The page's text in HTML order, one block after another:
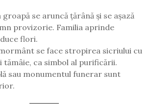
groapă se aruncă țărână și se așază
provizorie. Familia aprinde
flori.
se face stropirea sicriului cu
tămâie, ca simbol al purificării.
sau monumentul funerar sunt